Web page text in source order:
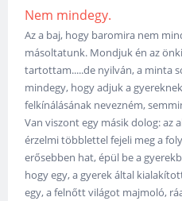
Nem mindegy.
Az a baj, hogy baromira nem
másoltatunk. Mondjuk én az
tartottam.....de nyilván, a minta
mindegy, hogy adjuk a
felkínálásának nevezném,
Van viszont egy másik dolog: az
érzelmi többlettel fejeli meg a
erősebben hat, épül be a
hogy egy, a gyerek által
egy, a felnőtt világot majmoló,